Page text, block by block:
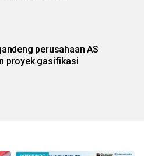
perusahaan AS
proyek gasifikasi